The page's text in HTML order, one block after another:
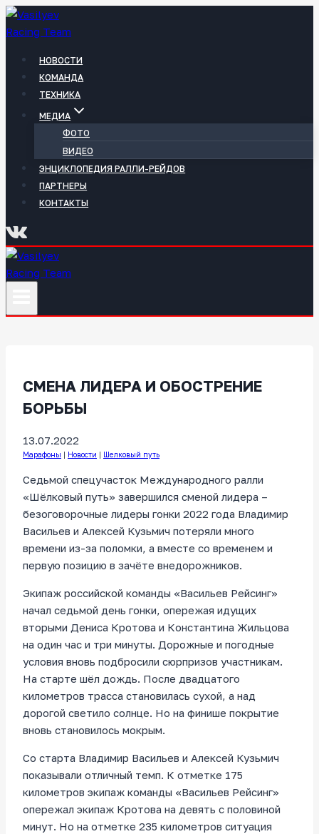
Перейти
к
НОВОСТИ
КОМАНДА
ТЕХНИКА
МЕДИА
ФОТО
ВИДЕО
ЭНЦИКЛОПЕДИЯ РАЛЛИ-РЕЙДОВ
ПАРТНЕРЫ
КОНТАКТЫ
СМЕНА ЛИДЕРА И ОБОСТРЕНИЕ
БОРЬБЫ
13.07.2022
Марафоны | Новости | Шелковый путь
Седьмой спецучасток Международного ралли
«Шёлковый путь» завершился сменой лидера –
безоговорочные лидеры гонки 2022 года Владимир
Васильев и Алексей Кузьмич потеряли много
времени из-за поломки, а вместе со временем и
первую позицию в зачёте внедорожников.
Экипаж российской команды «Васильев Рейсинг»
начал седьмой день гонки, опережая идущих
вторыми Дениса Кротова и Константина Жильцова
на один час и три минуты. Дорожные и погодные
условия вновь подбросили сюрпризов участникам.
На старте шёл дождь. После двадцатого
километров трасса становилась сухой, а над
дорогой светило солнце. Но на финише покрытие
вновь становилось мокрым.
Со старта Владимир Васильев и Алексей Кузьмич
показывали отличный темп. К отметке 175
километров экипаж команды «Васильев Рейсинг»
опережал экипаж Кротова на девять с половиной
минут. Но на отметке 235 километров ситуация